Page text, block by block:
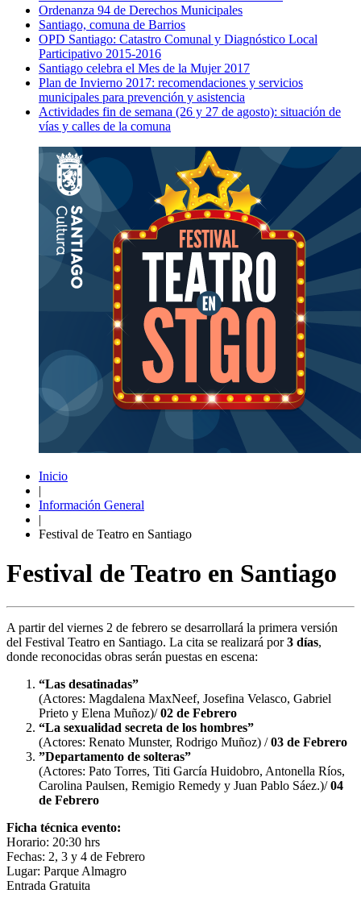
Ordenanza 94 de Derechos Municipales
Santiago, comuna de Barrios
OPD Santiago: Catastro Comunal y Diagnóstico Local
Participativo 2015-2016
Santiago celebra el Mes de la Mujer 2017
Plan de Invierno 2017: recomendaciones y servicios
municipales para prevención y asistencia
Actividades fin de semana (26 y 27 de agosto): situación de
vías y calles de la comuna
Inicio
|
Información General
|
Festival de Teatro en Santiago
Festival de Teatro en Santiago
A partir del viernes 2 de febrero se desarrollará la primera versión
del Festival Teatro en Santiago. La cita se realizará por3 días,
donde reconocidas obras serán puestas en escena:
“Las desatinadas”
(Actores: Magdalena MaxNeef, Josefina Velasco, Gabriel
Prieto y Elena Muñoz)/02 de Febrero
“La sexualidad secreta de los hombres”
(Actores: Renato Munster, Rodrigo Muñoz) /03 de Febrero
”Departamento de solteras”
(Actores: Pato Torres, Titi García Huidobro, Antonella Ríos,
Carolina Paulsen, Remigio Remedy y Juan Pablo Sáez.)/04
de Febrero
Ficha técnica evento:
Horario: 20:30 hrs
Fechas: 2, 3 y 4 de Febrero
Lugar: Parque Almagro
Entrada Gratuita